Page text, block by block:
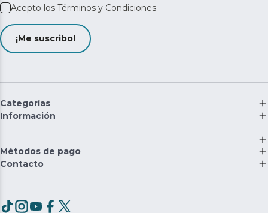
Acepto los Términos y Condiciones
¡Me suscribo!
Categorías
Información
Métodos de pago
Contacto